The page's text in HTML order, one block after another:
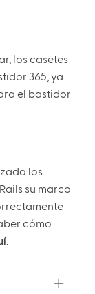
los casetes
365, ya
el bastidor
los
su marco
cómo
.